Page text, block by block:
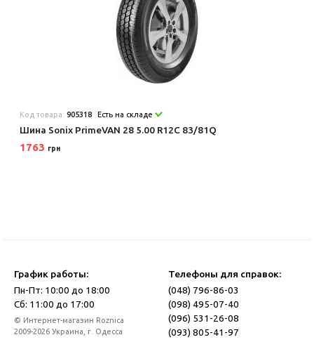
Код товара:905318 Есть на складе
Шина Sonix PrimeVAN 28 5.00 R12C 83/81Q
1763 грн
График работы:
Пн-Пт: 10:00 до 18:00
Сб: 11:00 до 17:00
© Интернет-магазин Roznica
2009-2026 Украина, г. Одесса
Телефоны для справок:
(048) 796-86-03
(098) 495-07-40
(096) 531-26-08
(093) 805-41-97